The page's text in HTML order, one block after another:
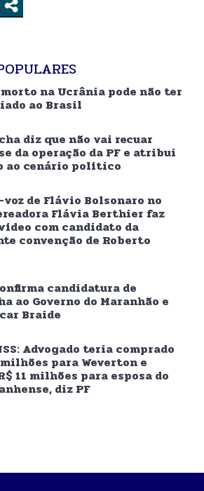
na Ucrânia pode não ter
ao Brasil
diz que não vai recuar
da operação da PF e atribui
ao cenário político
voz de Flávio Bolsonaro no
Flávia Berthier faz
com candidato da
convenção de Roberto
candidatura de
ao Governo do Maranhão e
Braide
Advogado teria comprado
para Weverton e
11 milhões para esposa do
diz PF